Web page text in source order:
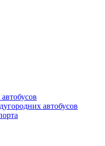
автобусов